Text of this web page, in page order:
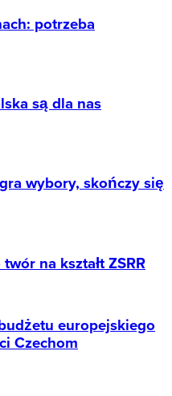
potrzeba
są dla nas
wybory, skończy się
na kształt ZSRR
europejskiego
Czechom